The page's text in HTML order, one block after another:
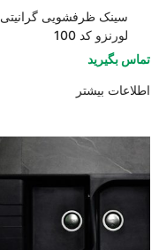
سینک ظرفشویی گرانیتی
لورنزو کد 100
تماس بگیرید
اطلاعات بیشتر